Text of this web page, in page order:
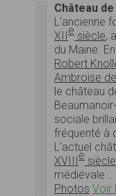
Château
L'ancienne
XIIe siècle,
du Maine.
Robert
Ambroise
le château
sociale
fréquenté à
L'actuel
XVIIIe siècle
médiévale...
Photos Voir